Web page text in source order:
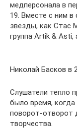
медперсонала в
19. Вместе с ним в
звезды, как Стас
группа Artik & Asti,
Николай Басков в
Слушатели тепло
было время, когда
поворот-отворот
творчества.